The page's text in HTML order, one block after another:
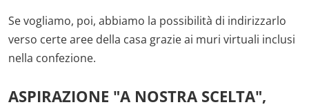
Se vogliamo, poi, abbiamo la possibilità di indirizzarlo
verso certe aree della casa grazie ai muri virtuali inclusi
nella confezione.
ASPIRAZIONE "A NOSTRA SCELTA",